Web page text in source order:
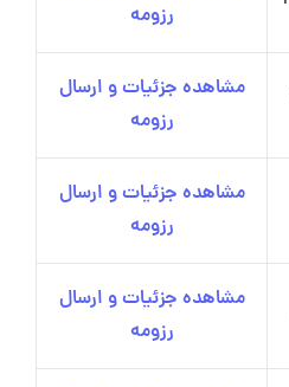
رزومه
مشاهده جزئیات و ارسال
رزومه
مشاهده جزئیات و ارسال
رزومه
مشاهده جزئیات و ارسال
رزومه